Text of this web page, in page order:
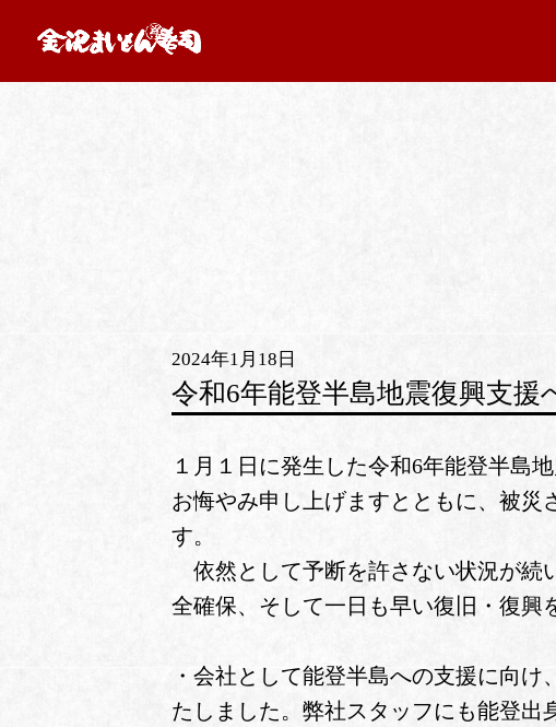
2024年1月18日
令和6年能登半島地震復興支援
１月１日に発生した令和6年能登半島
お悔やみ申し上げますとともに、被災
す。
依然として予断を許さない状況が続
全確保、そして一日も早い復旧・復興
・会社として能登半島への支援に向
たしました。弊社スタッフにも能登出